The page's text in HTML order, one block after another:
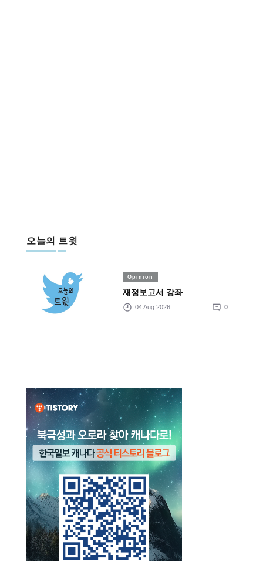
오늘의 트윗
Opinion
재정보고서 강좌
04 Aug 2026 0